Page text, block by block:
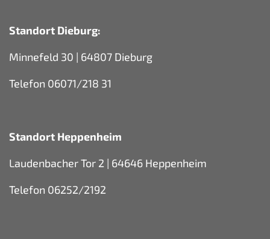
Standort Dieburg:
Minnefeld 30 | 64807 Dieburg
Telefon 06071/218 31
Standort Heppenheim
Laudenbacher Tor 2 | 64646 Heppenheim
Telefon 06252/2192